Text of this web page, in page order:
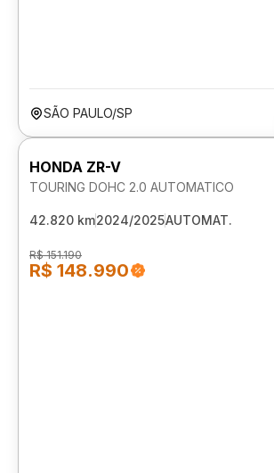
SÃO PAULO/SP
HONDA ZR-V
TOURING DOHC 2.0 AUTOMATICO
42.820 km2024/2025AUTOMAT.
R$ 151.190
R$ 148.990